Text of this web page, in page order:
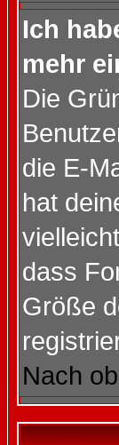
Ich
mehr
Die
die E-
hat
dass
Größe
Nach